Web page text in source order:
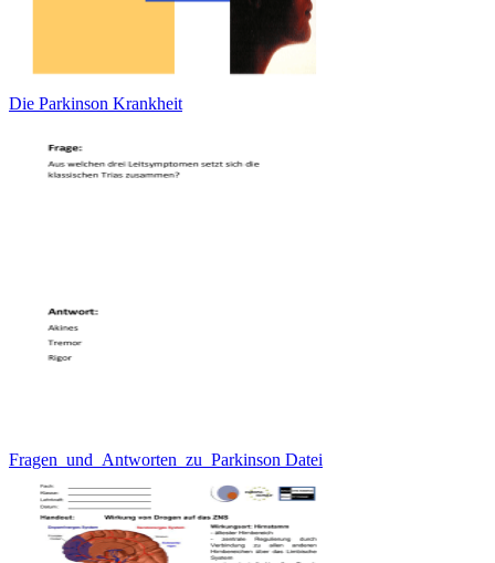
Die Parkinson Krankheit
Fragen_und_Antworten_zu_Parkinson Datei